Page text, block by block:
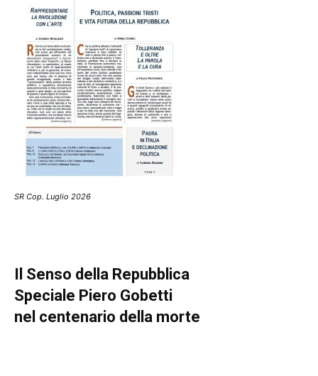
SR Cop. Luglio 2026
Il Senso della Repubblica
Speciale Piero Gobetti
nel centenario della morte